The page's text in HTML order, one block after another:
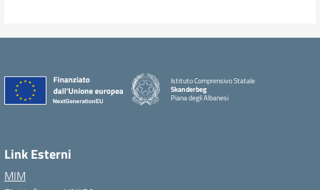
Istituto Comprensivo Statale
Skanderbeg
Piana degli Albanesi
Link Esterni
MIM